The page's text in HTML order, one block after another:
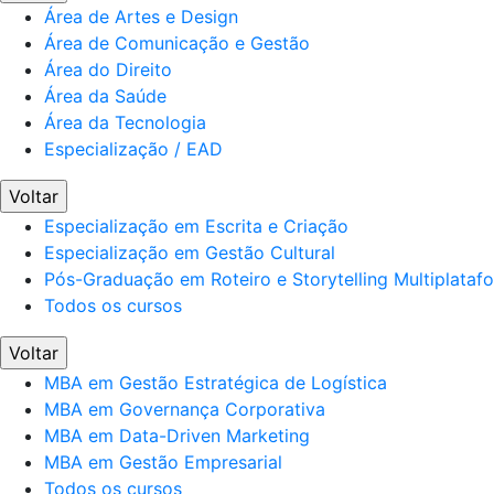
Área de Artes e Design
Área de Comunicação e Gestão
Área do Direito
Área da Saúde
Área da Tecnologia
Especialização / EAD
Voltar
Especialização em Escrita e Criação
Especialização em Gestão Cultural
Pós-Graduação em Roteiro e Storytelling
Todos os cursos
Voltar
MBA em Gestão Estratégica de Logística
MBA em Governança Corporativa
MBA em Data-Driven Marketing
MBA em Gestão Empresarial
Todos os cursos